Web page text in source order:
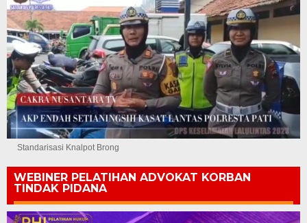
Standarisasi Knalpot Brong
WEBINER PELATIHAN ADVOKAT KORBAN
TINDAK PIDANA